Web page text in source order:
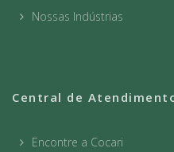
Nossas Indústrias
Central de
Encontre a Cocari